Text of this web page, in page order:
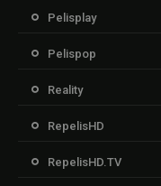
Pelisplay
Pelispop
Reality
RepelisHD
RepelisHD.TV